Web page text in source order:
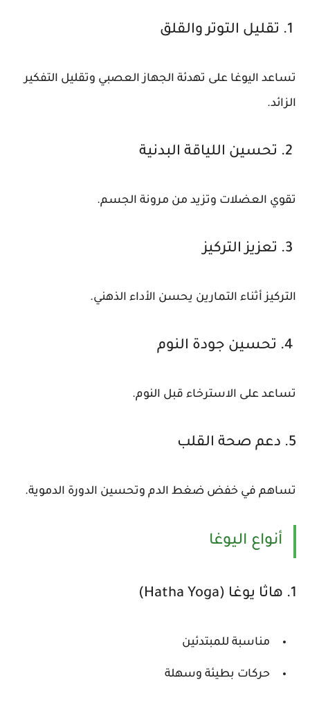
تساعد اليوغا على تهدئة الجهاز العصبي وتقليل التفكير
الزائد.
تقوي العضلات وتزيد من مرونة الجسم.
التركيز أثناء التمارين يحسن الأداء الذهني.
تساعد على الاسترخاء قبل النوم.
5. دعم صحة القلب
تساهم في خفض ضغط الدم وتحسين الدورة الدموية.
أنواع اليوغا
1. هاثا يوغا (Hatha Yoga)
مناسبة للمبتدئين
حركات بطيئة وسهلة